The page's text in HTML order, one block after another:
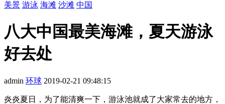
美景 游泳 海滩 沙滩 中国
八大中国最美海滩，夏天游泳
好去处
admin 环球 2019-02-21 09:48:15
炎炎夏日，为了能清爽一下，游泳池就成了大家常去的地方，